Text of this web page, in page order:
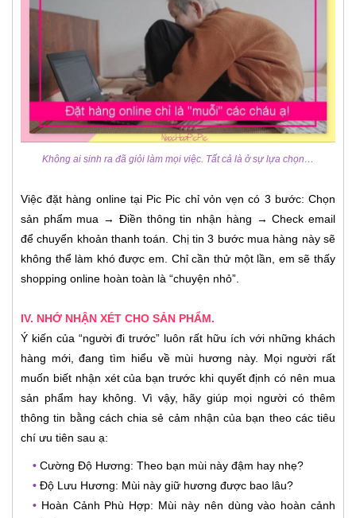
Không ai sinh ra đã giỏi làm mọi việc. Tất cả là ở sự lựa chọn…
Việc đặt hàng online tại Pic Pic chỉ vỏn vẹn có 3 bước: Chọn
sản phẩm mua → Điền thông tin nhận hàng → Check email
để chuyển khoản thanh toán. Chị tin 3 bước mua hàng này sẽ
không thể làm khó được em. Chỉ cần thử một lần, em sẽ thấy
shopping online hoàn toàn là “chuyện nhỏ”.
IV. NHỚ NHẬN XÉT CHO SẢN PHẨM.
Ý kiến của “người đi trước” luôn rất hữu ích với những khách
hàng mới, đang tìm hiểu về mùi hương này. Mọi người rất
muốn biết nhận xét của bạn trước khi quyết định có nên mua
sản phẩm hay không. Vì vậy, hãy giúp mọi người có thêm
thông tin bằng cách chia sẻ cảm nhận của bạn theo các tiêu
chí ưu tiên sau ạ:
• Cường Độ Hương: Theo bạn mùi này đậm hay nhẹ?
• Độ Lưu Hương: Mùi này giữ hương được bao lâu?
• Hoàn Cảnh Phù Hợp: Mùi này nên dùng vào hoàn cảnh